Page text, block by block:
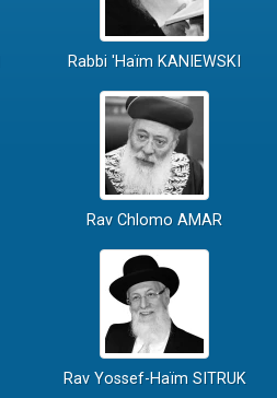
Rabbi 'Haïm KANIEWSKI
Rav Chlomo AMAR
Rav Yossef-Haïm SITRUK